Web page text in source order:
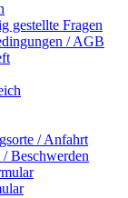
gestellte Fragen
/ AGB
/ Anfahrt
Beschwerden